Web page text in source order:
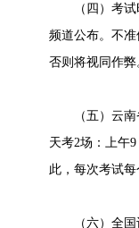
（四）考试时
频道公布。不
否则将视同作弊
（五）云南省
天考2场：上午
此，每次考试每
（六）全国计